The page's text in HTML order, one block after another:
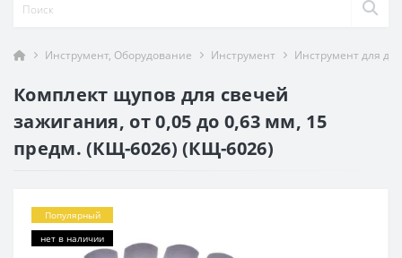
Инструмент, Оборудование Инструмент Инструмент для
Комплект щупов для свечей
зажигания, от 0,05 до 0,63 мм, 15
предм. (КЩ-6026) (КЩ-6026)
Популярный
нет в наличии